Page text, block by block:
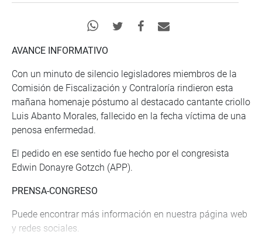
AVANCE INFORMATIVO
Con un minuto de silencio legisladores miembros de la
Comisión de Fiscalización y Contraloría rindieron esta
mañana homenaje póstumo al destacado cantante criollo
Luis Abanto Morales, fallecido en la fecha víctima de una
penosa enfermedad.
El pedido en ese sentido fue hecho por el congresista
Edwin Donayre Gotzch (APP).
PRENSA-CONGRESO
Puede encontrar más información en nuestra página web
y redes sociales.